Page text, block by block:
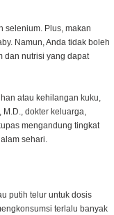
selenium. Plus, makan
Namun, Anda tidak boleh
dan nutrisi yang dapat
atau kehilangan kuku,
dokter keluarga,
mengandung tingkat
sehari.
putih telur untuk dosis
terlalu banyak